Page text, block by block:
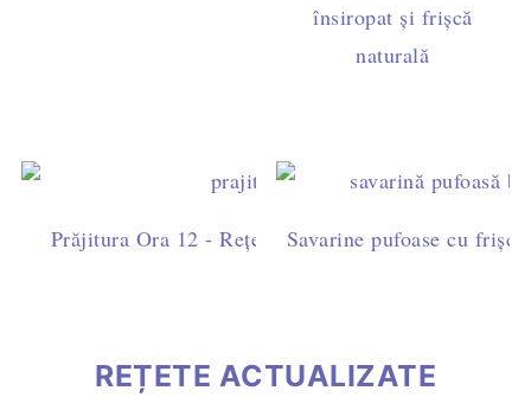
însiropat și frișcă
naturală
Prăjitura Ora 12 - Rețetă ușoară cu blat de cacao,
Savarine pufoase cu
REȚETE ACTUALIZATE